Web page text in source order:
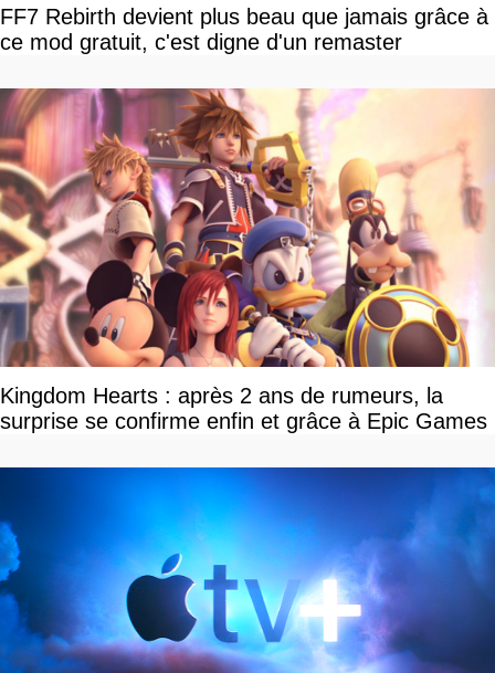
FF7 Rebirth devient plus beau que jamais grâce à
ce mod gratuit, c'est digne d'un remaster
Kingdom Hearts : après 2 ans de rumeurs, la
surprise se confirme enfin et grâce à Epic Games